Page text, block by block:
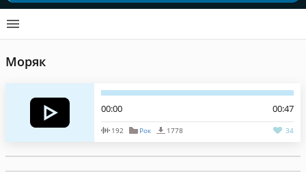
Моряк
00:00 00:47
192 Рок 1778 34